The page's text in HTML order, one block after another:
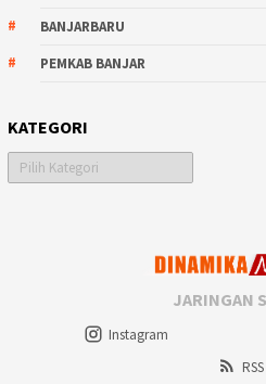
BANJARBARU
PEMKAB BANJAR
KATEGORI
Kategori
JARINGAN
Instagram
RSS